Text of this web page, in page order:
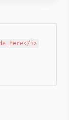
i>